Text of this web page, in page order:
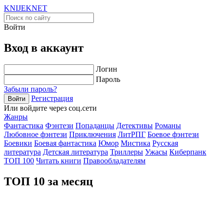
KNIJEKNET
Войти
Вход в аккаунт
Логин
Пароль
Забыли пароль?
Войти
Регистрация
Или войдите через соц.сети
Жанры
Фантастика Фэнтези Попаданцы Детективы Романы
Любовное фэнтези Приключения ЛитРПГ Боевое фэнтези
Боевики Боевая фантастика Юмор Мистика Русская
литература Детская литература Триллеры Ужасы Киберпанк
ТОП 100 Читать книги Правообладателям
ТОП 10 за месяц